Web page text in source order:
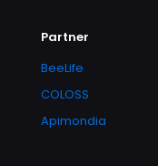
Partner
BeeLife
COLOSS
Apimondia